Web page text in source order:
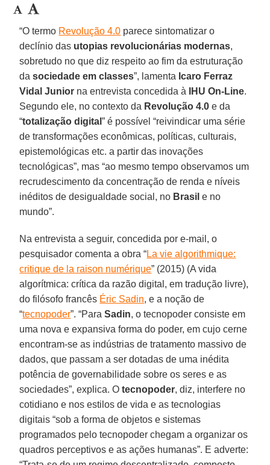
“O termo Revolução 4.0 parece sintomatizar o
declínio das utopias revolucionárias modernas,
sobretudo no que diz respeito ao fim da estruturação
dasociedade em classes”, lamenta Icaro Ferraz
Vidal Junior na entrevista concedida à IHU On-Line.
Segundo ele, no contexto da Revolução 4.0 e da
“totalização digital” é possível “reivindicar uma série
de transformações econômicas, políticas, culturais,
epistemológicas etc. a partir das inovações
tecnológicas”, mas “ao mesmo tempo observamos um
recrudescimento da concentração de renda e níveis
inéditos de desigualdade social, no Brasil e no
mundo”.
Na entrevista a seguir, concedida por e-mail, o
pesquisador comenta a obra “La vie algorithmique:
critique de la raison numérique” (2015) (A vida
algorítmica: crítica da razão digital, em tradução livre),
do filósofo francês Éric Sadin, e a noção de
“tecnopoder”. “ParaSadin, o tecnopoder consiste em
uma nova e expansiva forma do poder, em cujo cerne
encontram-se as indústrias de tratamento massivo de
dados, que passam a ser dotadas de uma inédita
potência de governabilidade sobre os seres e as
sociedades”, explica. Otecnopoder, diz, interfere no
cotidiano e nos estilos de vida e as tecnologias
digitais “sob a forma de objetos e sistemas
programados pelo tecnopoder chegam a organizar os
quadros perceptivos e as ações humanas”. E adverte: